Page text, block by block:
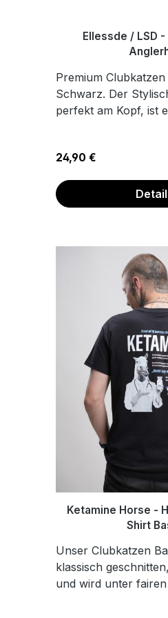
Ellessde / LSD
Premium
Schwarz. Der
perfekt am Kopf, ist
des innenliegenden
Baumwolle
Druck
Regulärer Preis:
24,90 €
Ketamine Horse -
Shirt
Unser Clubkatzen
klassisch
und wird unter